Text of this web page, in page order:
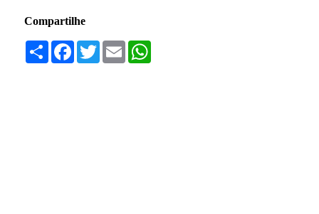
Compartilhe
Compartilhar
Facebook
TwitterEmail